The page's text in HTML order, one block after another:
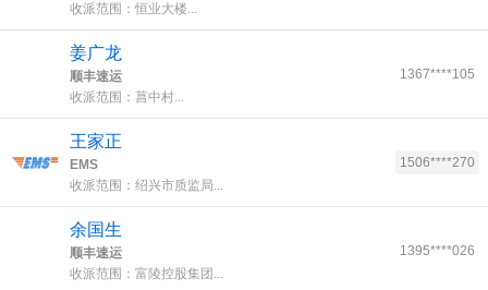
收派范围：恒业大楼...
姜广龙
顺丰速运
收派范围：菖中村...
1367****105
王家正
EMS
收派范围：绍兴市质监局...
1506****270
余国生
顺丰速运
收派范围：富陵控股集团...
1395****026